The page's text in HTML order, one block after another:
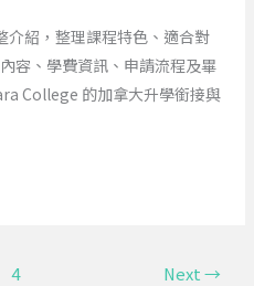
紹，整理課程特色、適合對
容、學費資訊、申請流程及畢
College 的加拿大升學銜接與
4 Next→